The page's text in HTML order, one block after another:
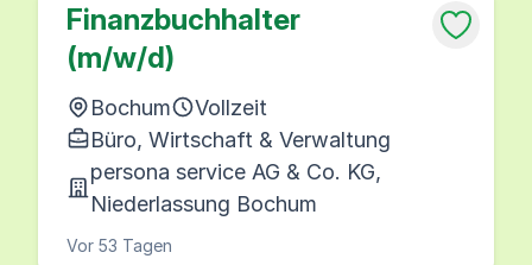
Finanzbuchhalter
(m/w/d)
Bochum
Vollzeit
Büro, Wirtschaft & Verwaltung
persona service AG & Co. KG,
Niederlassung Bochum
Vor 53 Tagen